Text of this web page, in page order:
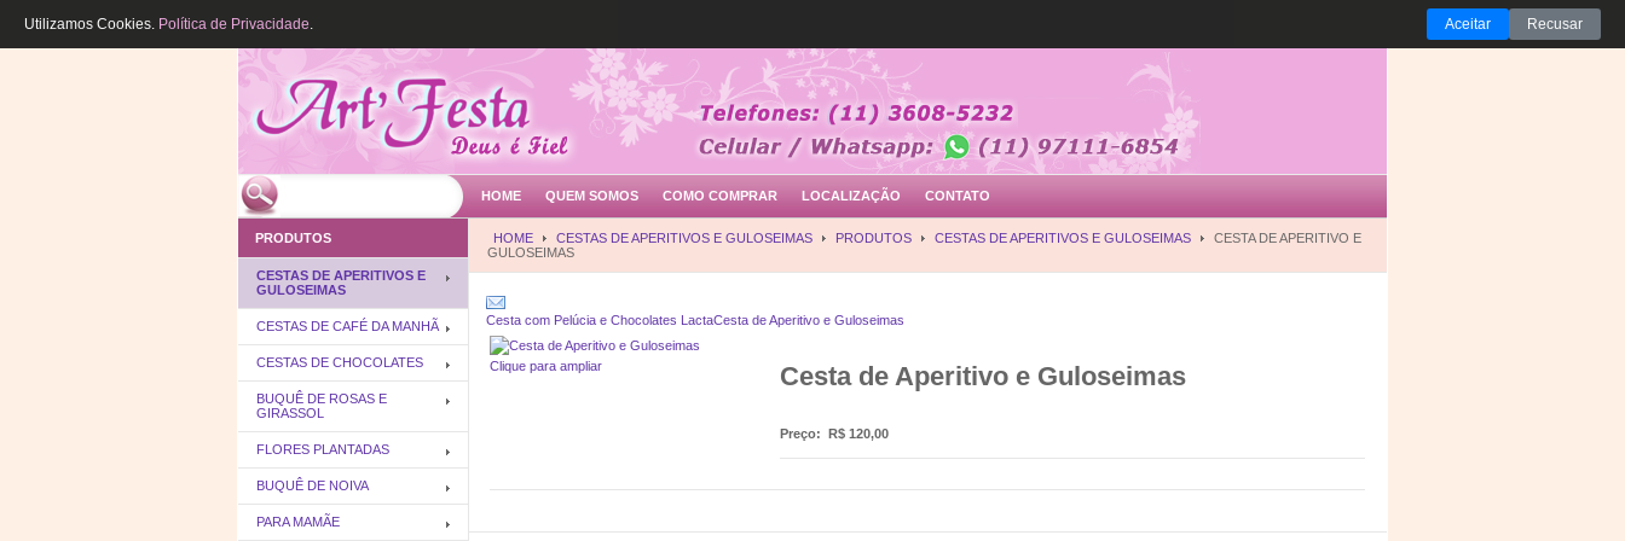
HOME QUEM SOMOS COMO COMPRAR LOCALIZAÇÃO CONTATO
HOME CESTAS DE APERITIVOS E GULOSEIMAS PRODUTOS CESTAS DE APERITIVOS E GULOSEIMAS
CESTA DE APERITIVO E
GULOSEIMAS
Cesta com Pelúcia e Chocolates LactaCesta de Aperitivo e Guloseimas
Clique para ampliar Cesta de Aperitivo e Guloseimas
Preço: R$ 120,00
PRODUTOS
CESTAS DE APERITIVOS E
GULOSEIMAS
CESTAS DE CAFÉ DA MANHÃ
CESTAS DE CHOCOLATES
BUQUÊ DE ROSAS E
GIRASSOL
FLORES PLANTADAS
BUQUÊ DE NOIVA
PARA MAMÃE
Utilizamos Cookies. Política de Privacidade. Aceitar Recusar